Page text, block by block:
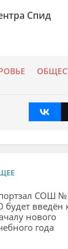
Спид
СОШ №
будет введён
нового
года